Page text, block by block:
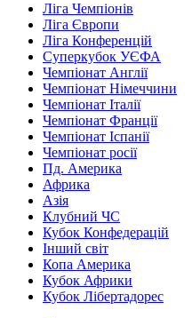
Ліга Чемпіонів
Ліга Європи
Ліга Конференцій
Суперкубок УЄФА
Чемпіонат Англії
Чемпіонат Німеччини
Чемпіонат Італії
Чемпіонат Франції
Чемпіонат Іспанії
Чемпіонат росії
Пд. Америка
Африка
Азія
Клубний ЧС
Кубок Конфедерацій
Інший світ
Копа Америка
Кубок Африки
Кубок Лібертадорес